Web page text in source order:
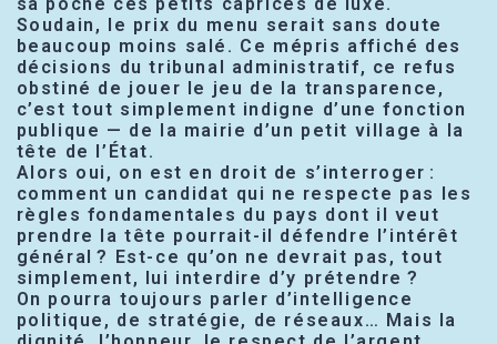
Soudain, le prix du menu serait sans doute
beaucoup moins salé. Ce mépris affiché des
décisions du tribunal administratif, ce refus
obstiné de jouer le jeu de la transparence,
c’est tout simplement indigne d’une fonction
publique — de la mairie d’un petit village à la
tête de l’État.
Alors oui, on est en droit de s’interroger :
comment un candidat qui ne respecte pas les
règles fondamentales du pays dont il veut
prendre la tête pourrait-il défendre l’intérêt
général ? Est-ce qu’on ne devrait pas, tout
simplement, lui interdire d’y prétendre ?
On pourra toujours parler d’intelligence
politique, de stratégie, de réseaux… Mais la